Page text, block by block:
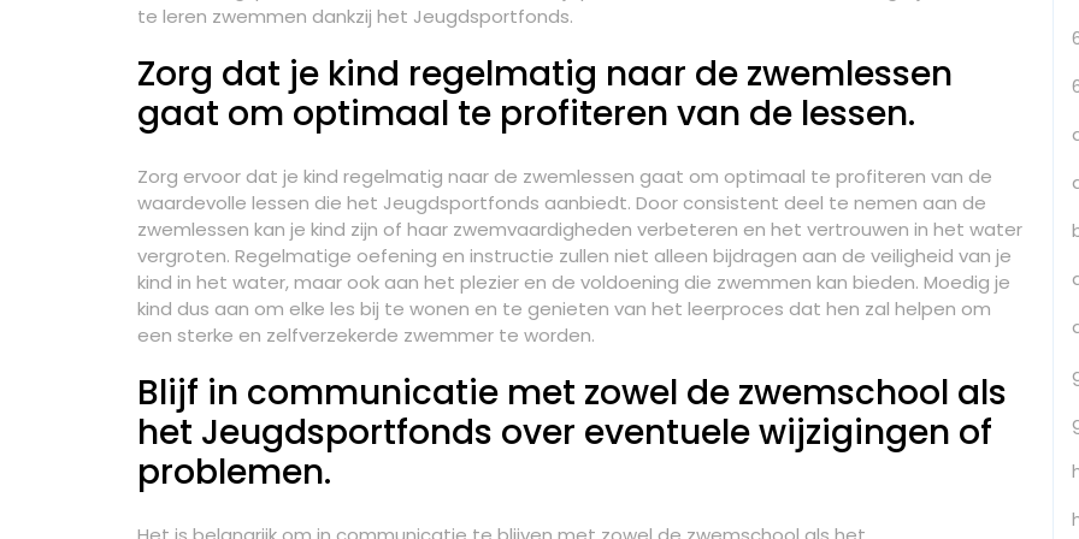
te leren zwemmen dankzij het Jeugdsportfonds.
Zorg dat je kind regelmatig naar de zwemlessen
gaat om optimaal te profiteren van de lessen.
Zorg ervoor dat je kind regelmatig naar de zwemlessen gaat om optimaal te profiteren van de
waardevolle lessen die het Jeugdsportfonds aanbiedt. Door consistent deel te nemen aan de
zwemlessen kan je kind zijn of haar zwemvaardigheden verbeteren en het vertrouwen in het water
vergroten. Regelmatige oefening en instructie zullen niet alleen bijdragen aan de veiligheid van je
kind in het water, maar ook aan het plezier en de voldoening die zwemmen kan bieden. Moedig je
kind dus aan om elke les bij te wonen en te genieten van het leerproces dat hen zal helpen om
een sterke en zelfverzekerde zwemmer te worden.
Blijf in communicatie met zowel de zwemschool als
het Jeugdsportfonds over eventuele wijzigingen of
problemen.